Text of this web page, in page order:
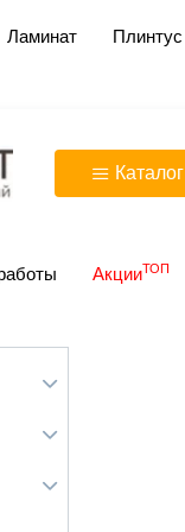
Ламинат Плинтус
Каталог
АкцииТОП